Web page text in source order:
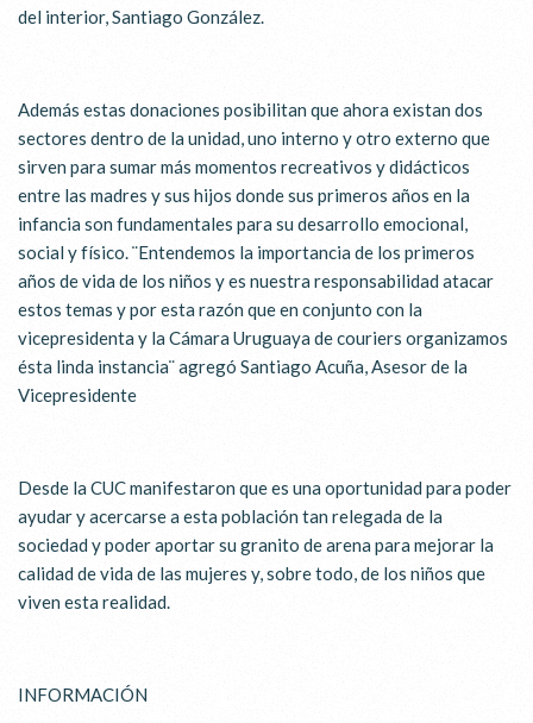
del interior, Santiago González.
Además estas donaciones posibilitan que ahora existan dos
sectores dentro de la unidad, uno interno y otro externo que
sirven para sumar más momentos recreativos y didácticos
entre las madres y sus hijos donde sus primeros años en la
infancia son fundamentales para su desarrollo emocional,
social y físico. ¨Entendemos la importancia de los primeros
años de vida de los niños y es nuestra responsabilidad atacar
estos temas y por esta razón que en conjunto con la
vicepresidenta y la Cámara Uruguaya de couriers organizamos
ésta linda instancia¨ agregó Santiago Acuña, Asesor de la
Vicepresidente
Desde la CUC manifestaron que es una oportunidad para poder
ayudar y acercarse a esta población tan relegada de la
sociedad y poder aportar su granito de arena para mejorar la
calidad de vida de las mujeres y, sobre todo, de los niños que
viven esta realidad.
INFORMACIÓN